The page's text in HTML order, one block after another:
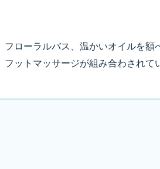
ローラルバス、温かいオイルを額
ットマッサージが組み合わされて